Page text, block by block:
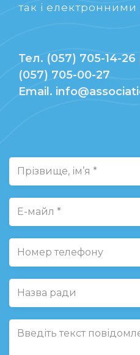
так і
Тел. (057) 705-14-
(057) 705-00-27
Email.